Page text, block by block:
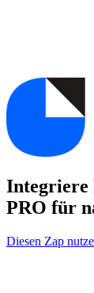
Integriere
PRO für
Diesen Zap